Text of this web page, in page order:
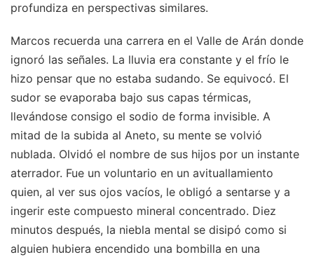
profundiza en perspectivas similares.
Marcos recuerda una carrera en el Valle de Arán donde
ignoró las señales. La lluvia era constante y el frío le
hizo pensar que no estaba sudando. Se equivocó. El
sudor se evaporaba bajo sus capas térmicas,
llevándose consigo el sodio de forma invisible. A
mitad de la subida al Aneto, su mente se volvió
nublada. Olvidó el nombre de sus hijos por un instante
aterrador. Fue un voluntario en un avituallamiento
quien, al ver sus ojos vacíos, le obligó a sentarse y a
ingerir este compuesto mineral concentrado. Diez
minutos después, la niebla mental se disipó como si
alguien hubiera encendido una bombilla en una